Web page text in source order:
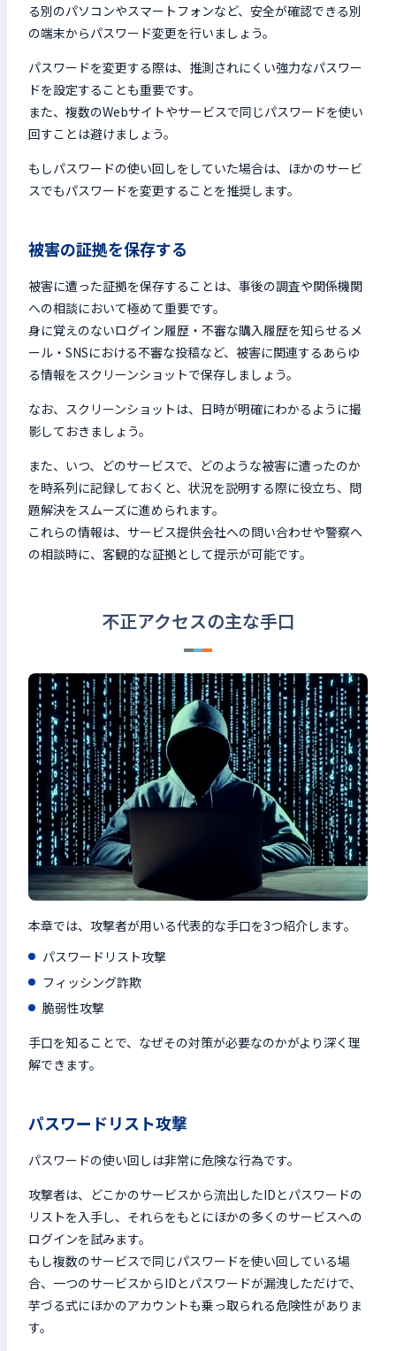
る別のパソコンやスマートフォンなど、安全が確認できる別
の端末からパスワード変更を行いましょう。
パスワードを変更する際は、推測されにくい強力なパスワー
ドを設定することも重要です。
また、複数のWebサイトやサービスで同じパスワードを使い
回すことは避けましょう。
もしパスワードの使い回しをしていた場合は、ほかのサービ
スでもパスワードを変更することを推奨します。
被害の証拠を保存する
被害に遭った証拠を保存することは、事後の調査や関係機関
への相談において極めて重要です。
身に覚えのないログイン履歴・不審な購入履歴を知らせるメ
ール・SNSにおける不審な投稿など、被害に関連するあらゆ
る情報をスクリーンショットで保存しましょう。
なお、スクリーンショットは、日時が明確にわかるように撮
影しておきましょう。
また、いつ、どのサービスで、どのような被害に遭ったのか
を時系列に記録しておくと、状況を説明する際に役立ち、問
題解決をスムーズに進められます。
これらの情報は、サービス提供会社への問い合わせや警察へ
の相談時に、客観的な証拠として提示が可能です。
不正アクセスの主な手口
本章では、攻撃者が用いる代表的な手口を3つ紹介します。
パスワードリスト攻撃
フィッシング詐欺
脆弱性攻撃
手口を知ることで、なぜその対策が必要なのかがより深く理
解できます。
パスワードリスト攻撃
パスワードの使い回しは非常に危険な行為です。
攻撃者は、どこかのサービスから流出したIDとパスワードの
リストを入手し、それらをもとにほかの多くのサービスへの
ログインを試みます。
もし複数のサービスで同じパスワードを使い回している場
合、一つのサービスからIDとパスワードが漏洩しただけで、
芋づる式にほかのアカウントも乗っ取られる危険性がありま
す。